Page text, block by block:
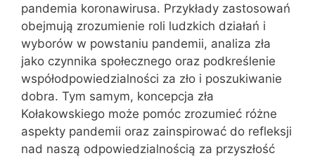
pandemia koronawirusa. Przykłady zastosowań
obejmują zrozumienie roli ludzkich działań i
wyborów w powstaniu pandemii, analiza zła
jako czynnika społecznego oraz podkreślenie
współodpowiedzialności za zło i poszukiwanie
dobra. Tym samym, koncepcja zła
Kołakowskiego może pomóc zrozumieć różne
aspekty pandemii oraz zainspirować do refleksji
nad naszą odpowiedzialnością za przyszłość